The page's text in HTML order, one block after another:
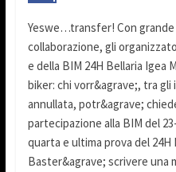
Yeswe…transfer! Con
collaborazione, gli
e della BIM 24H Bellaria Igea
biker: chi vorr&agrave;, tra
annullata, potr&agrave;
partecipazione alla BIM del
quarta e ultima prova del 24H
Baster&agrave; scrivere una